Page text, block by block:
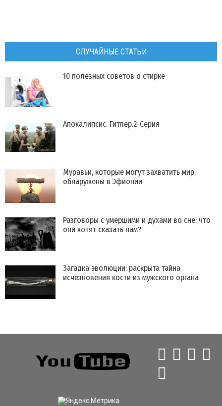
СЛУЧАЙНЫЕ СТАТЬИ
​10 полезных советов о стирке
Апокалипсис. Гитлер.2-Серия
Муравьи, которые могут захватить мир,
обнаружены в Эфиопии
Разговоры с умершими и духами во сне: что
они хотят сказать нам?
Загадка эволюции: раскрыта тайна
исчезновения кости из мужского органа